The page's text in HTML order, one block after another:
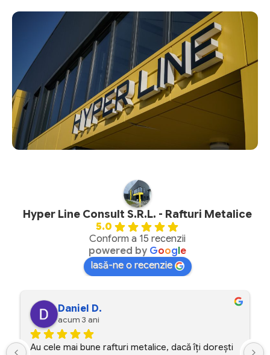
Hyper Line Consult S.R.L. - Rafturi Metalice
5.0
Conform a 15 recenzii
powered by Google
lasă-ne o recenzie
îți dorești
Sunt foarte multumit de produsele lor. Am